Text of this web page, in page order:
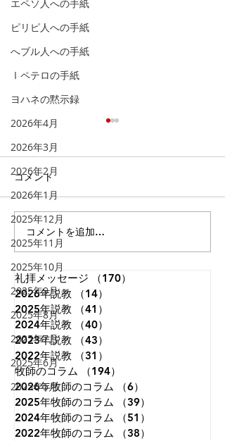
エペソ人への手紙
ピリピ人への手紙
へブル人への手紙
Ⅰペテロの手紙
ヨハネの黙示録
2026年4月
2026年3月
2026年2月
2026年1月
2025年12月
2025年11月
2025年10月
2025年9月
2025年8月
2025年7月
2025年6月
2025年5月
「天へと視線を向け
る」
「 人とは何ものなのでしょ
う。あなたが心に留められる
とは。人のとはいったい何も
のなのでしょう。あなたが顧
みてくださるとは。」（詩篇
8:4）。 神さまは私たちを神
と隣人とを愛して生きるよう
に造られました。しかし、私
たちは視線を自分自身にだけ
集中させがちです。本来、人
は天を見上げて生きるように
造られているのに、地上のこ
とに埋もれて生きてしまうこ
とが、苦しみもがく原因の一
つです。天に視線を向けると
は、す
コメント
コメントを追加…
礼拝メッセージ （170）
2026年説教
（14）
2025年説教
（41）
2024年説教
（40）
2023年説教
（43）
2022年説教
（31）
牧師のコラム
（194）
2026年牧師のコラム
（6）
2025年牧師のコラム
（39）
2024年牧師のコラム
（51）
2022年牧師のコラム
（38）